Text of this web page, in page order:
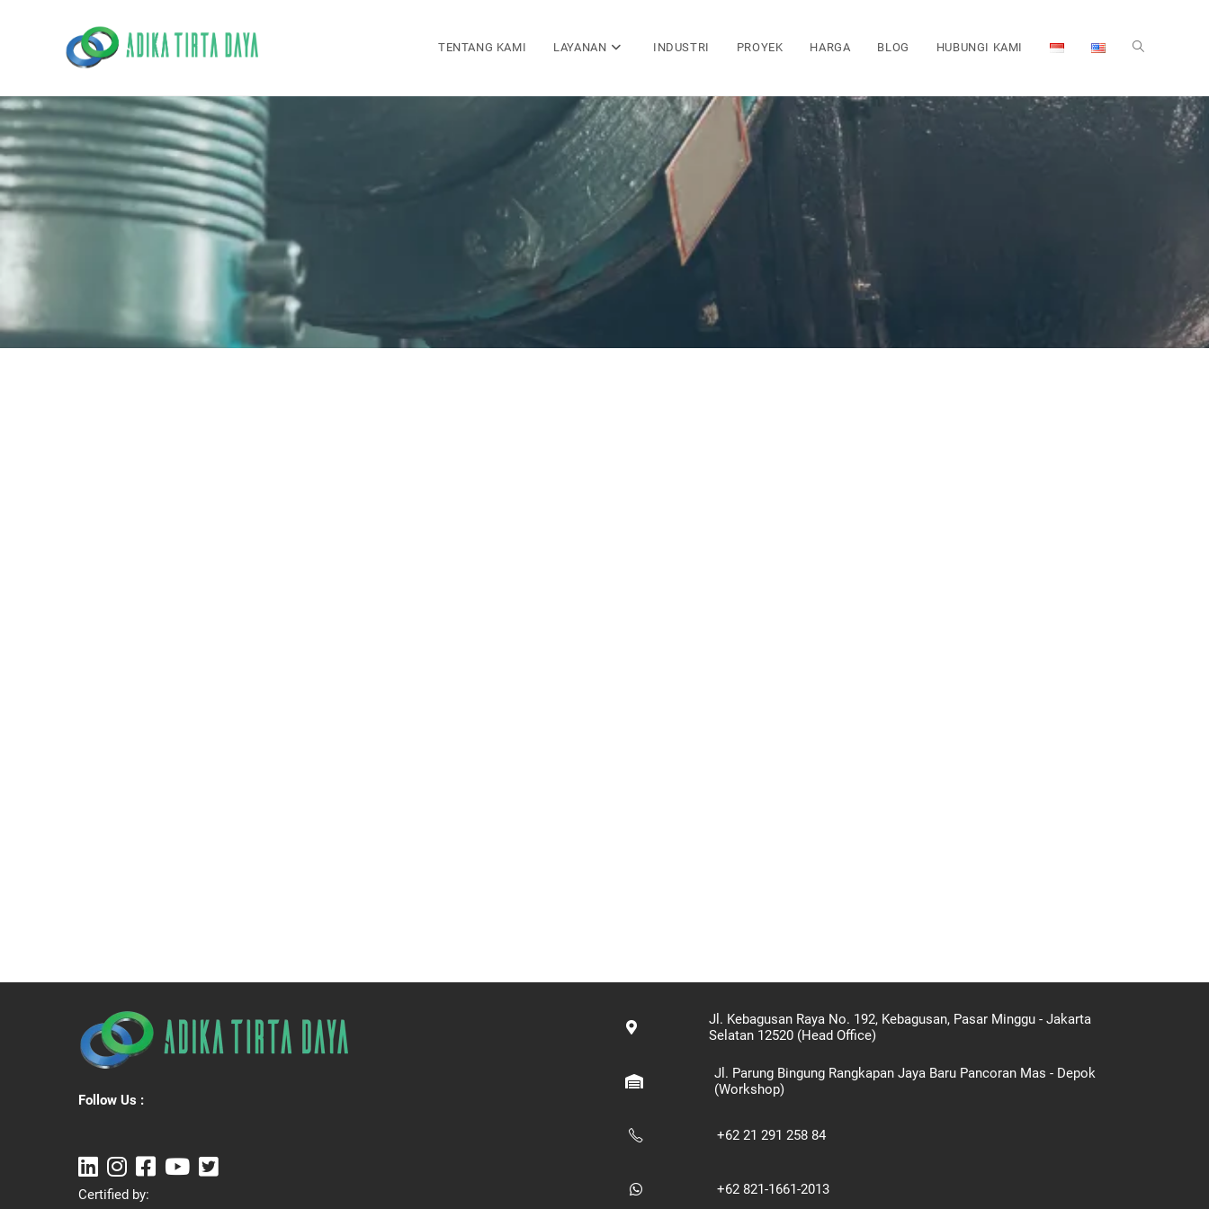
TENTANG KAMI LAYANAN INDUSTRI PROYEK HARGA BLOG HUBUNGI KAMI
Follow Us :
Certified by:
Jl. Kebagusan Raya No. 192, Kebagusan, Pasar Minggu - Jakarta
Selatan 12520 (Head Office)
Jl. Parung Bingung Rangkapan Jaya Baru Pancoran Mas - Depok
(Workshop)
+62 21 291 258 84
+62 821-1661-2013